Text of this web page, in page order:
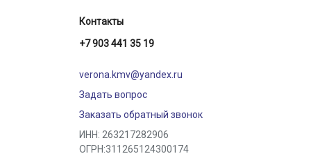
Контакты
+7 903 441 35 19
verona.kmv@yandex.ru
Задать вопрос
Заказать обратный звонок
ИНН: 263217282906
ОГРН:311265124300174